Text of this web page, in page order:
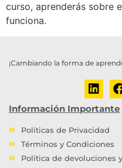
curso, aprenderás sobre
funciona.
¡Cambiando la forma de
Información Importante
Políticas de Privacidad
Términos y Condiciones
Política de devoluciones